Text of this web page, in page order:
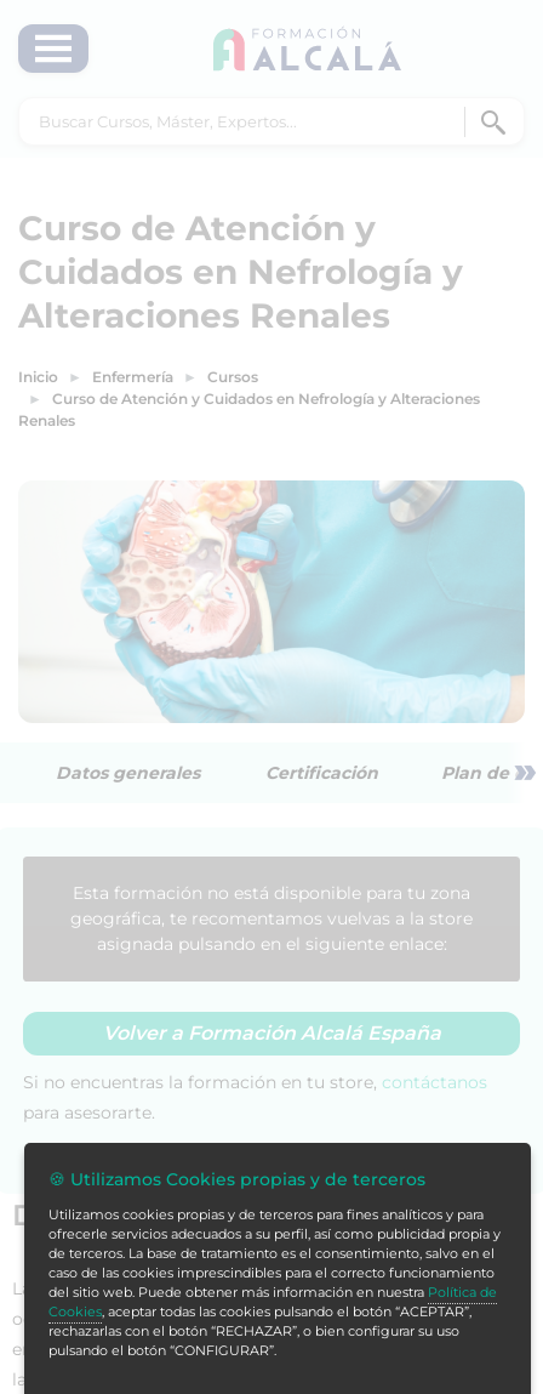
Curso de Atención y
Cuidados en Nefrología y
Alteraciones Renales
Inicio Enfermería
Cursos
Curso de Atención y Cuidados en Nefrología y Alteraciones
Renales
Datos generales Certificación Plan de »
Datos generales
La nefrología es aquella especialidad de medicina que se
ocupa del estudio de laestructura y la función renal, tanto
en la salud como en la enfermedad. Así, incluye
la
Esta formación no está disponible para tu zona
geográfica, te recomentamos vuelvas a la store
asignada pulsando en el siguiente enlace:
Volver a Formación Alcalá España
Si no encuentras la formación en tu store, contáctanos
para asesorarte.
🍪 Utilizamos Cookies propias y de terceros
Utilizamos cookies propias y de terceros para fines analíticos y para
ofrecerle servicios adecuados a su perfil, así como publicidad propia y
de terceros. La base de tratamiento es el consentimiento, salvo en el
caso de las cookies imprescindibles para el correcto funcionamiento
del sitio web. Puede obtener más información en nuestra Política de
Cookies, aceptar todas las cookies pulsando el botón “ACEPTAR”,
rechazarlas con el botón “RECHAZAR”, o bien configurar su uso
pulsando el botón “CONFIGURAR”.